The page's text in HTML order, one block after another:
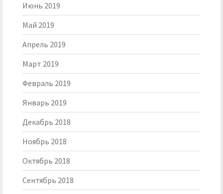
Июнь 2019
Май 2019
Апрель 2019
Март 2019
Февраль 2019
Январь 2019
Декабрь 2018
Ноябрь 2018
Октябрь 2018
Сентябрь 2018